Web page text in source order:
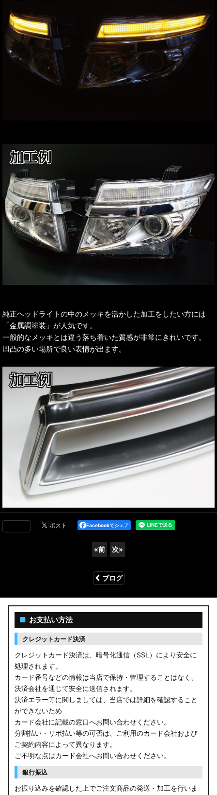
純正ヘッドライトの中のメッキを活かした加工をしたい方には
「金属調塗装」が人気です。
一般的なメッキとは違う落ち着いた質感が非常にきれいです。
凹凸の多い場所で良い表情が出ます。
Facebookでシェア
«前 次»
ブログ
■ お支払い方法
クレジットカード決済
クレジットカード決済は、暗号化通信（SSL）により安全に
処理されます。
カード番号などの情報は当店で保持・管理することはなく、
決済会社を通じて安全に送信されます。
決済エラー等に関しましては、当店では詳細を確認すること
ができないため
カード会社に記載の窓口へお問い合わせください。
分割払い・リボ払い等の可否は、ご利用のカード会社および
ご契約内容によって異なります。
ご不明な点はカード会社へお問い合わせください。
銀行振込
お振り込みを確認した上でご注文商品の発送・加工を行いま